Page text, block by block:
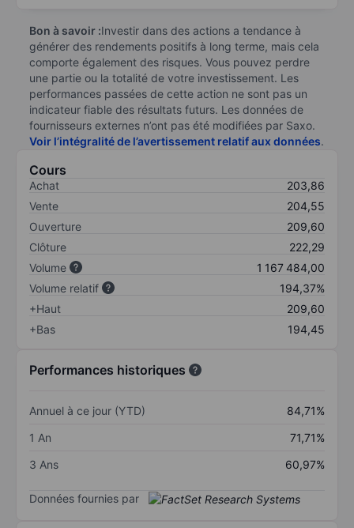
Bon à savoir :Investir dans des actions a tendance à
générer des rendements positifs à long terme, mais cela
comporte également des risques. Vous pouvez perdre
une partie ou la totalité de votre investissement. Les
performances passées de cette action ne sont pas un
indicateur fiable des résultats futurs. Les données de
fournisseurs externes n’ont pas été modifiées par Saxo.
Voir l’intégralité de l’avertissement relatif aux données.
Cours
Achat
203,86
Vente
204,55
Ouverture
209,60
Clôture
222,29
Volume
1 167 484,00
Volume relatif
194,37%
+Haut
209,60
+Bas
194,45
Performances historiques
Annuel à ce jour (YTD)
84,71%
1 An
71,71%
3 Ans
60,97%
Données fournies par